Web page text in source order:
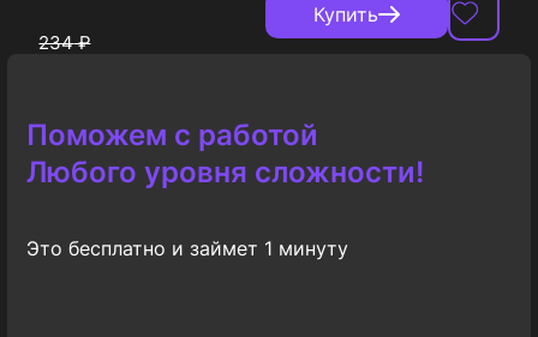
234₽
Купить
Поможем с работой
Любого уровня сложности!
Это бесплатно и займет 1 минуту